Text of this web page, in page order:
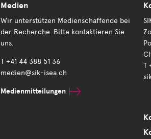
Medien
Wir unterstützen Medienschaffende bei
der Recherche. Bitte kontaktieren Sie
uns.
T +41 44 388 51 36
medien@sik-isea.ch
Medienmitteilungen
T